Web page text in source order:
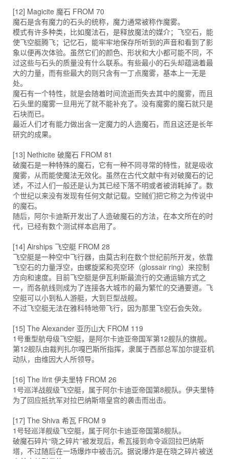
[12] Magicite 魔石 FROM 70
魔石是含有魔力的石头的统称，魔力通常被称作魔雾。
模式有许多种类，比如魔法石，是释放魔法的媒介；飞空石，能
使飞空艇腾飞；记忆石，能牢牢地保存所听到的声音和看到了影
象以便再次体验。虽然它们的颜色、形状和大小都可能不同，不
过这些与石头的质量没有什么联系。有些最小的石头却蕴涵着最
大的力量，而有些最大的则只含有一丁点魔雾，基本上一无是
处。
魔石有一个特性，就是会随着时间流逝而失去其中的魔雾，而且
石头里的魔雾一旦用光了就不能补充了。没有魔雾的魔石就只是
石块而已。
最近人们才有能力做出含一定魔力的人造魔石，而且这还是长年
研究的成果。
[13] Nethicite 破魔石 FROM 81
破魔石是一种特殊的魔石，它有一种不同寻常的特性，就是吸收
魔雾，从而能使魔法无效化。虽然在古代文献中有对破魔石的记
述，不过人们一般还是认为其已经下落不明或者被消耗掉了。数
个世纪以来没有发现有任何文献记载。空贼们把它称之为传说中
的魔石。
随后，阿尔卡迪斯开发出了人造破魔石的方法，在本文所在的时
代，已经有数个测试样本启用了。
[14] Airships 飞空艇 FROM 28
飞空艇是一种空中飞行器，由莫古利在数个世纪前所开发，依靠
飞空石的力量浮空，由螺旋桨和亮空环（glossair ring）来控制
方向和速度。目前飞空艇是伊瓦利斯最流行的交通运输方式之
一，而各航线则成为了连接各大城市的最为繁忙的交通要道。飞
空艇可以小到私人游艇，大到巨型战舰。
不过飞空艇无法在雅科特地带飞行，因为那里飞空石会失效。
[15] The Alexander 亚历山大 FROM 119
1号重型航母级飞空艇，是阿尔卡迪亚帝国军第12舰队的旗舰。
第12舰队由裁判扎尔嘎巴斯所指挥，隶属于西部总军加尔提亚机
动队，由维因大人所领导。
[16] The Ifrit 伊夫里特 FROM 26
1号巡洋战舰级飞空艇，属于阿尔卡迪亚帝国第8舰队。伊夫里特
为了回应抵抗军对拉巴纳斯塔皇宫的袭击而出击。
[17] The Shiva 希瓦 FROM 9
1号轻巡洋舰级飞空艇，属于阿尔卡迪亚帝国第8舰队。
破魔石碎片“晓之碎片”被发现后，希瓦接到命令返回拉巴纳斯
塔，不过随后在一场爆炸中被击沉。据说爆炸是在晓之碎片被送